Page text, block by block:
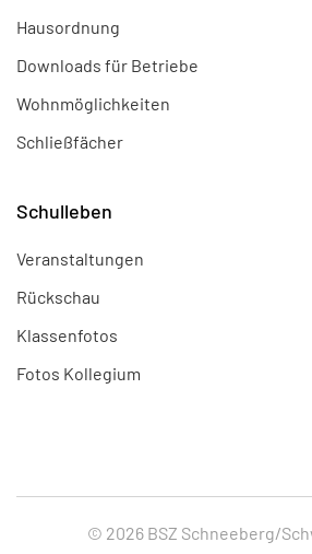
Hausordnung
Downloads für Betriebe
Wohnmöglichkeiten
Schließfächer
Schulleben
Veranstaltungen
Rückschau
Klassenfotos
Fotos Kollegium
© 2026 BSZ Schneeberg/